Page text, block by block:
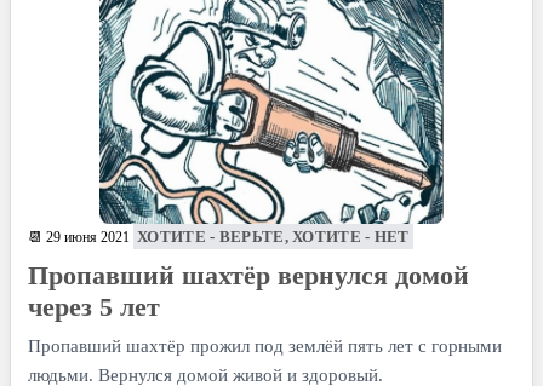
📆 29 июня 2021 ХОТИТЕ - ВЕРЬТЕ, ХОТИТЕ - НЕТ
Пропавший шахтёр вернулся домой
через 5 лет
Пропавший шахтёр прожил под землёй пять лет с горными
людьми. Вернулся домой живой и здоровый.